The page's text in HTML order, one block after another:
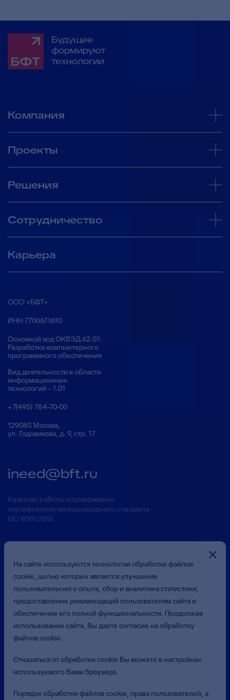
Будущее
формируют
технологии
Компания
Проекты
Решения
Сотрудничество
Карьера
ООО «БФТ»
ИНН 7706673610
Основной код ОКВЭД 62.01:
Разработка компьютерного
программного обеспечения
Вид деятельности в области
информационных
технологий – 1.01
+7(495) 784-70-00
129085 Москва,
ул. Годовикова, д. 9, стр. 17
ineed@bft.ru
Качество работы подтверждено
сертификатом международного стандарта
ISO 9001:2015
Презентация о Компании
«Бюджетные и Финансовые Технологии»
(ООО «БФТ»). Все права защищены.
На сайте используются технологии обработки файлов
cookie, целью которых является улучшение
пользовательского опыта, сбор и аналитика статистики,
предоставление рекомендаций пользователям сайта и
обеспечение его полной функциональности. Продолжая
использование сайта, Вы даете согласие на обработку
файлов cookie.
Отказаться от обработки cookie Вы можете в настройках
используемого Вами браузера.
Порядок обработки файлов cookie, права пользователей, а